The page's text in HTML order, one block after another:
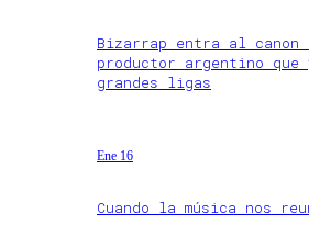
Bizarrap entra al
productor argentino
grandes ligas
Ene 16
Cuando la música nos